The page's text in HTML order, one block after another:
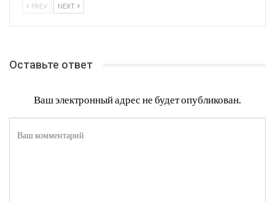
PREV NEXT
Оставьте ответ
Ваш электронный адрес не будет опубликован.